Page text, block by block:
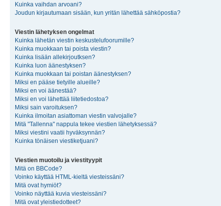
Kuinka vaihdan arvoani?
Joudun kirjautumaan sisään, kun yritän lähettää sähköpostia?
Viestin lähetyksen ongelmat
Kuinka lähetän viestin keskustelufoorumille?
Kuinka muokkaan tai poista viestin?
Kuinka lisään allekirjoutksen?
Kuinka luon äänestyksen?
Kuinka muokkaan tai poistan äänestyksen?
Miksi en pääse tietyille alueille?
Miksi en voi äänestää?
Miksi en voi lähettää liitetiedostoa?
Miksi sain varoituksen?
Kuinka ilmoitan asiattoman viestin valvojalle?
Mitä "Tallenna" nappula tekee viestien lähetyksessä?
Miksi viestini vaatii hyväksynnän?
Kuinka tönäisen viestiketjuani?
Viestien muotoilu ja viestityypit
Mitä on BBCode?
Voinko käyttää HTML-kieltä viesteissäni?
Mitä ovat hymiöt?
Voinko näyttää kuvia viesteissäni?
Mitä ovat yleistiedotteet?